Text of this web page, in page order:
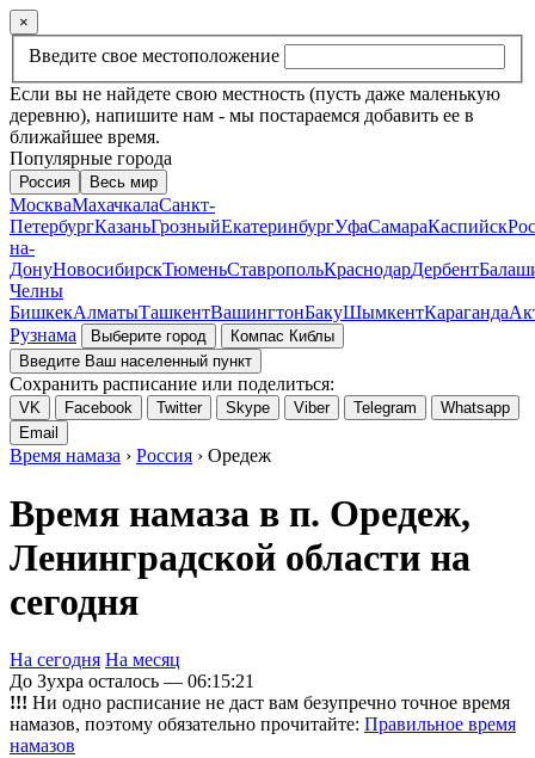
×
Введите свое местоположение
Если вы не найдете свою местность (пусть даже маленькую
деревню), напишите нам - мы постараемся добавить ее в
ближайшее время.
Популярные города
Россия Весь мир
МоскваМахачкалаСанкт-
ПетербургКазаньГрозныйЕкатеринбургУфаСамараКаспийск
на-
ДонуНовосибирскТюменьСтавропольКраснодарДербент
Челны
БишкекАлматыТашкентВашингтонБакуШымкентКараганда
Рузнама
Выберите город
Компас Киблы
Введите Ваш населенный пункт
Сохранить расписание или поделиться:
VK Facebook Twitter Skype Viber Telegram
Whatsapp
Email
Время намаза › Россия › Оредеж
Время намаза в п. Оредеж,
Ленинградской области на
сегодня
На сегодня На месяц
До Зухра осталось — 06:15:21
!!! Ни одно расписание не даст вам безупречно точное время
намазов, поэтому обязательно прочитайте: Правильное время
намазов